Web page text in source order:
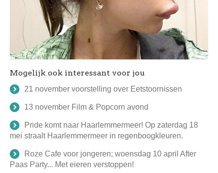
Mogelijk ook interessant voor jou
21 november voorstelling over Eetstoornissen
13 november Film & Popcorn avond
Pride komt naar Haarlemmermeer! Op zaterdag 18
mei straalt Haarlemmermeer in regenboogkleuren.
Roze Cafe voor jongeren; woensdag 10 april After
Paas Party... Met eieren verstoppen!